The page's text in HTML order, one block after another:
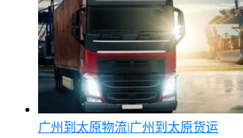
广州到太原物流|广州到太原货运